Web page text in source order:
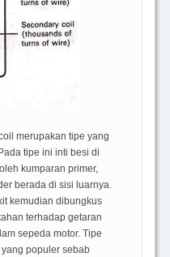
merupakan tipe yang
tipe ini inti besi di
kumparan primer,
berada di sisi luarnya.
kemudian dibungkus
terhadap getaran
sepeda motor. Tipe
populer sebab